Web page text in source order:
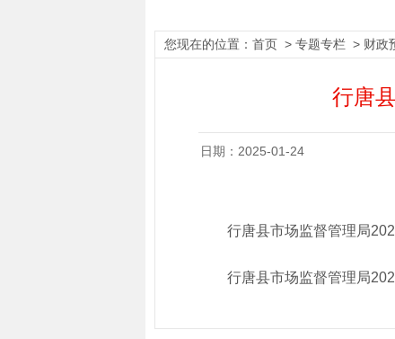
您现在的位置： 首页 > 专题专栏 > 财政
行唐
日期：2025-01-24
行唐县市场监督管理局
行唐县市场监督管理局